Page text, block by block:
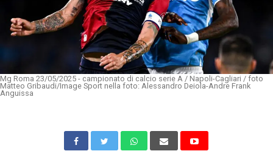
Mg Roma 23/05/2025 - campionato di calcio serie A / Napoli-Cagliari / foto
Matteo Gribaudi/Image Sport nella foto: Alessandro Deiola-Andre Frank
Anguissa